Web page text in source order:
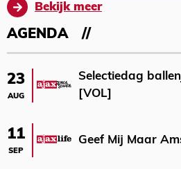
Bekijk meer
AGENDA
23
AUG
Selectiedag
[VOL]
11
SEP
Geef Mij Maar